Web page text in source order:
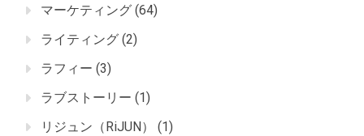
マーケティング (64)
ライティング (2)
ラフィー (3)
ラブストーリー (1)
リジュン（RiJUN）
(1)